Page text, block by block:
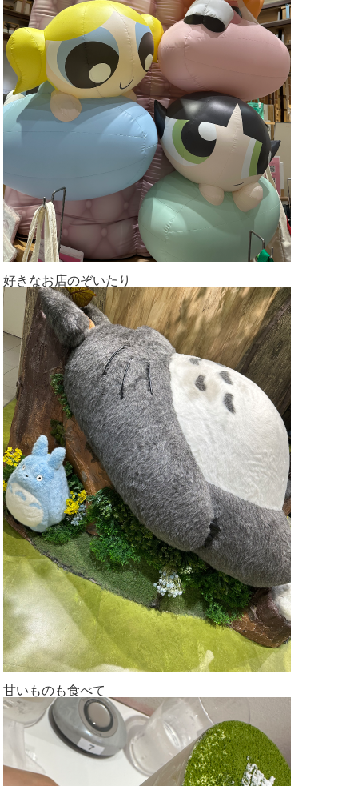
好きなお店のぞいたり
甘いものも食べて